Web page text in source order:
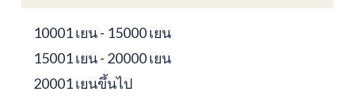
10001 เยน - 15000 เยน
15001 เยน - 20000 เยน
20001 เยนขึ้นไป